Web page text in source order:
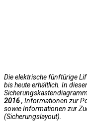
Die elektrische fünftürige
bis heute erhältlich. In
2016, Informationen zur
sowie Informationen zur
(Sicherungslayout).